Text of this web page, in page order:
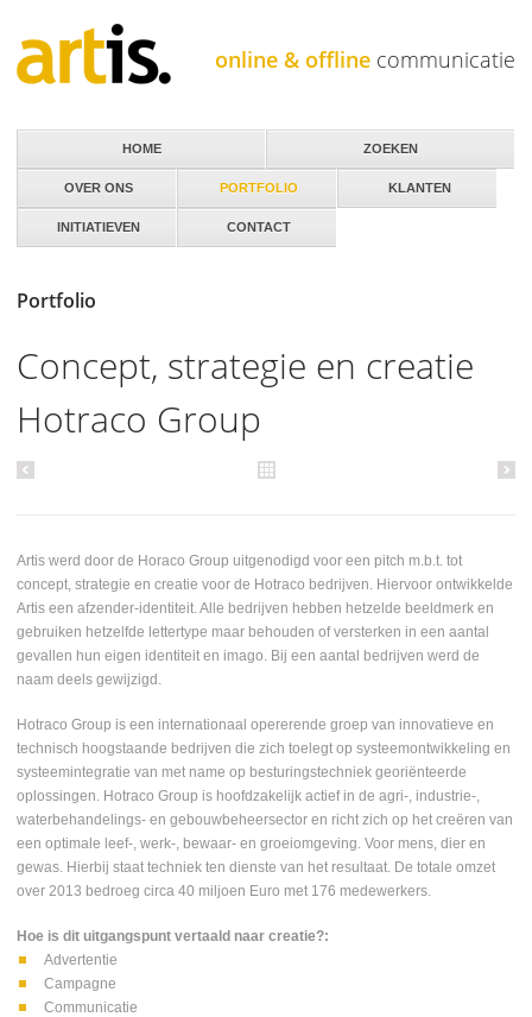
online & offline communicatie
Portfolio
Concept, strategie en creatie
Hotraco Group
Artis werd door de Horaco Group uitgenodigd voor een pitch m.b.t. tot
concept, strategie en creatie voor de Hotraco bedrijven. Hiervoor ontwikkelde
Artis een afzender-identiteit. Alle bedrijven hebben hetzelde beeldmerk en
gebruiken hetzelfde lettertype maar behouden of versterken in een aantal
gevallen hun eigen identiteit en imago. Bij een aantal bedrijven werd de
naam deels gewijzigd.
Hotraco Group is een internationaal opererende groep van innovatieve en
technisch hoogstaande bedrijven die zich toelegt op systeemontwikkeling en
systeemintegratie van met name op besturingstechniek georiënteerde
oplossingen. Hotraco Group is hoofdzakelijk actief in de agri-, industrie-,
waterbehandelings- en gebouwbeheersector en richt zich op het creëren van
een optimale leef-, werk-, bewaar- en groeiomgeving. Voor mens, dier en
gewas. Hierbij staat techniek ten dienste van het resultaat. De totale omzet
over 2013 bedroeg circa 40 miljoen Euro met 176 medewerkers.
Hoe is dit uitgangspunt vertaald naar creatie?:
Advertentie
Campagne
Communicatie
HOME
OVER ONS PORTFOLIO KLANTEN
INITIATIEVEN CONTACT
ZOEKEN